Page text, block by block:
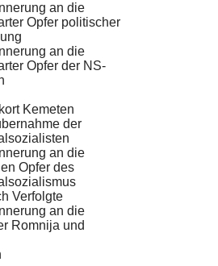
an die
Opfer politischer
an die
Opfer der NS-
Kemeten
der
an die
Opfer des
Verfolgte
an die
Romnija und